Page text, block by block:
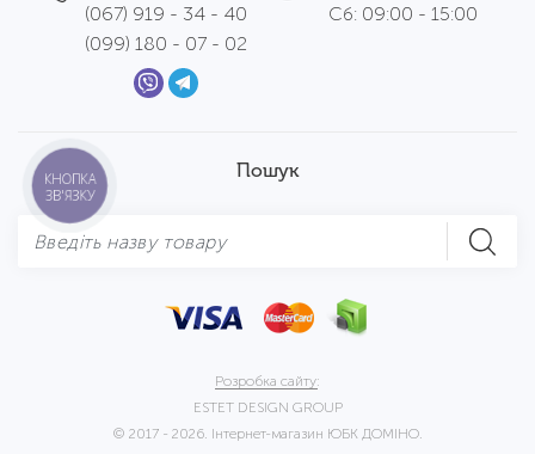
(067) 919 - 34 - 40
(099) 180 - 07 - 02
Сб: 09:00 - 15:00
Пошук
Розробка сайту:
ESTET DESIGN GROUP
© 2017 - 2026. Інтернет-магазин ЮБК ДОМІНО.
КНОПКА
ЗВ'ЯЗКУ